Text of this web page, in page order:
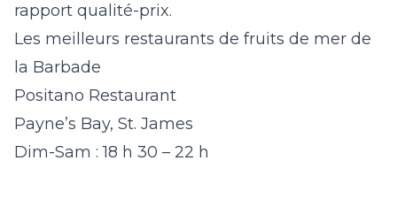
rapport qualité-prix.
Les meilleurs restaurants de fruits de mer de
la Barbade
Positano Restaurant
Payne’s Bay, St. James
Dim-Sam : 18 h 30 – 22 h